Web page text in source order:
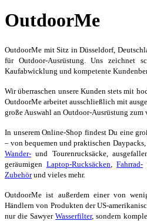
OutdoorMe
OutdoorMe mit Sitz in Düsseldorf,
für Outdoor-Ausrüstung. Uns zeichnet
Kaufabwicklung und kompetente
Wir überraschen unsere Kunden stets mit
OutdoorMe arbeitet ausschließlich mit
große Auswahl an Outdoor-Ausrüstung zum
In unserem Online-Shop findest Du eine
– von bequemen und praktischen
Wander- und Tourenrucksäcke,
geräumigen Laptop-Rucksäcken Fahrrad-
Zubehörund vieles mehr.
OutdoorMe ist außerdem einer von
Händlern von Produkten der US-
nur die Sawyer Wasserfilter, sondern